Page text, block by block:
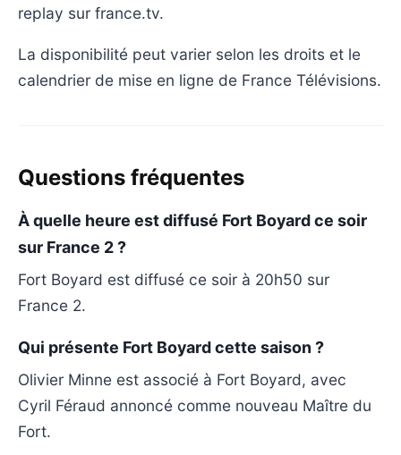
replay sur france.tv.
La disponibilité peut varier selon les droits et le
calendrier de mise en ligne de France Télévisions.
Questions fréquentes
À quelle heure est diffusé Fort Boyard ce soir
sur France 2 ?
Fort Boyard est diffusé ce soir à 20h50 sur
France 2.
Qui présente Fort Boyard cette saison ?
Olivier Minne est associé à Fort Boyard, avec
Cyril Féraud annoncé comme nouveau Maître du
Fort.